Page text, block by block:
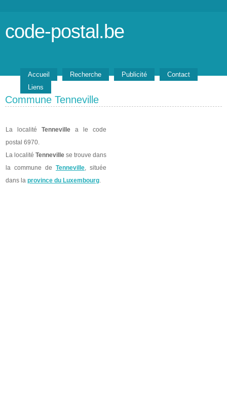
code-postal.be
Accueil Recherche Publicité
Contact
Liens
Commune Tenneville
La localité Tenneville a le code
postal 6970.
La localité Tenneville se trouve dans
la commune de Tenneville, située
dans la province du Luxembourg.